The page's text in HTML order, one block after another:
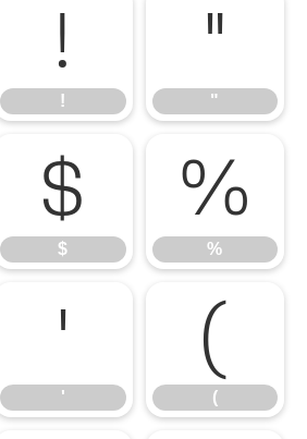
!
!
"
"
$
$
%
%
'
'
(
(